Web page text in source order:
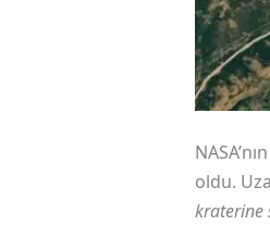
oldu.
kraterine